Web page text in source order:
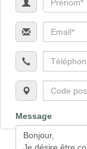
Message